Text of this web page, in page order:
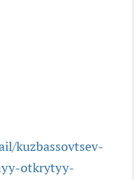
kuzbassovtsev-
otkrytyy-